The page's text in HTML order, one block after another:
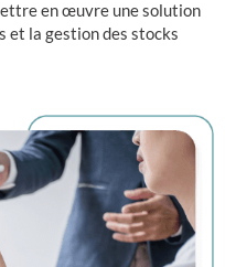
en œuvre une solution
et la gestion des stocks